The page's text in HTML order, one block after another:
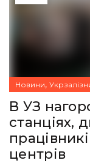
Новини,
В УЗ
станціях,
центрів